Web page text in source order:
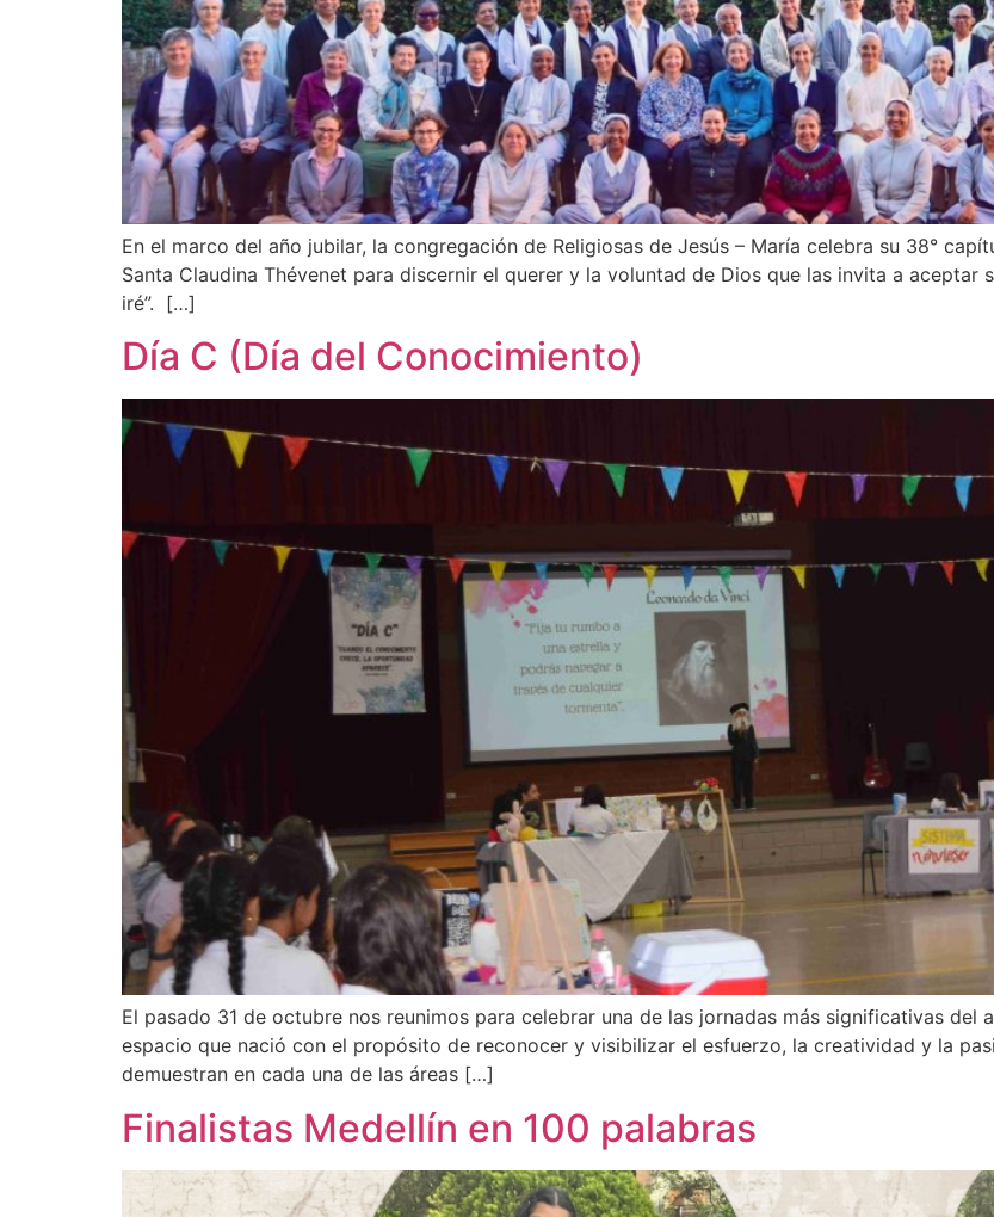
En el marco del año jubilar, la congregación de Religiosas de Jesús – María celebra su 38°
Santa Claudina Thévenet para discernir el querer y la voluntad de Dios que las invita a aceptar
iré”. […]
Día C (Día del Conocimiento)
El pasado 31 de octubre nos reunimos para celebrar una de las jornadas más significativas del
espacio que nació con el propósito de reconocer y visibilizar el esfuerzo, la creatividad y la
demuestran en cada una de las áreas […]
Finalistas Medellín en 100 palabras